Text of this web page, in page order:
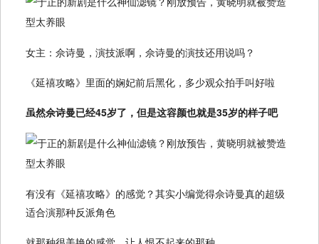
女主：佘诗曼，演技派啊，佘诗曼的演技还用说吗？
《延禧攻略》里面的娴妃前后黑化，多少观众拍手叫好啦
虽然佘诗曼已经45岁了，但是这容颜也就是35岁的样子吧
有没有《延禧攻略》的感觉？其实小编觉得佘诗曼真的超级
适合演那种反派角色